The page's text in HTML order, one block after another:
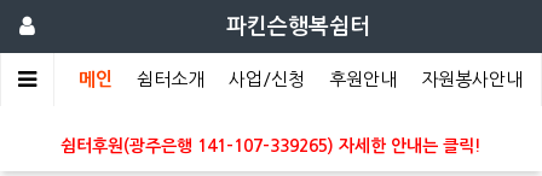
파킨슨행복쉼터
메인 쉼터소개 사업/신청 후원안내 자원봉사안내
쉼터후원(광주은행 141-107-339265) 자세한 안내는 클릭!